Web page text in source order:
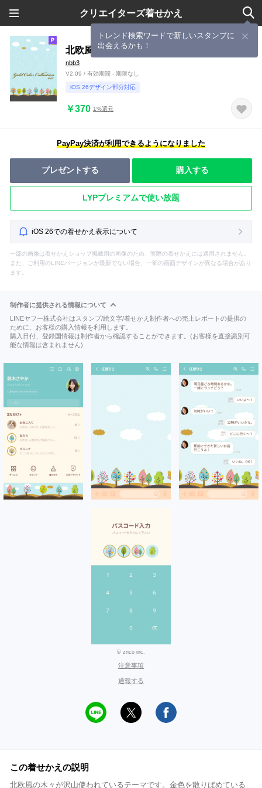
クリエイターズ着せかえ
トレンド検索ワードで新しいスタンプに
出会えるかも！
北欧風の木々
nbb3
V2.09 / 有効期間 - 期限なし
iOS 26デザイン部分対応
￥370 1%還元
PayPay決済が利用できるようになりました
プレゼントする 購入する
LYPプレミアムで使い放題
iOS 26での着せかえ表示について
一部の画像は着せかえショップ掲載用の画像のため、実際の着せかえには適用されません。
また、ご利用のLINEバージョンが最新でない場合、一部の画面デザインが異なる場合があり
ます。
制作者に提供される情報について
LINEヤフー株式会社はスタンプ/絵文字/着せかえ制作者への売上レポートの提供の
ために、お客様の購入情報を利用します。
購入日付、登録国情報は制作者から確認することができます。(お客様を直接識別可
能な情報は含まれません)
© znco inc.
注意事項
通報する
この着せかえの説明
北欧風の木々が沢山使われているテーマです。金色を散りばめている